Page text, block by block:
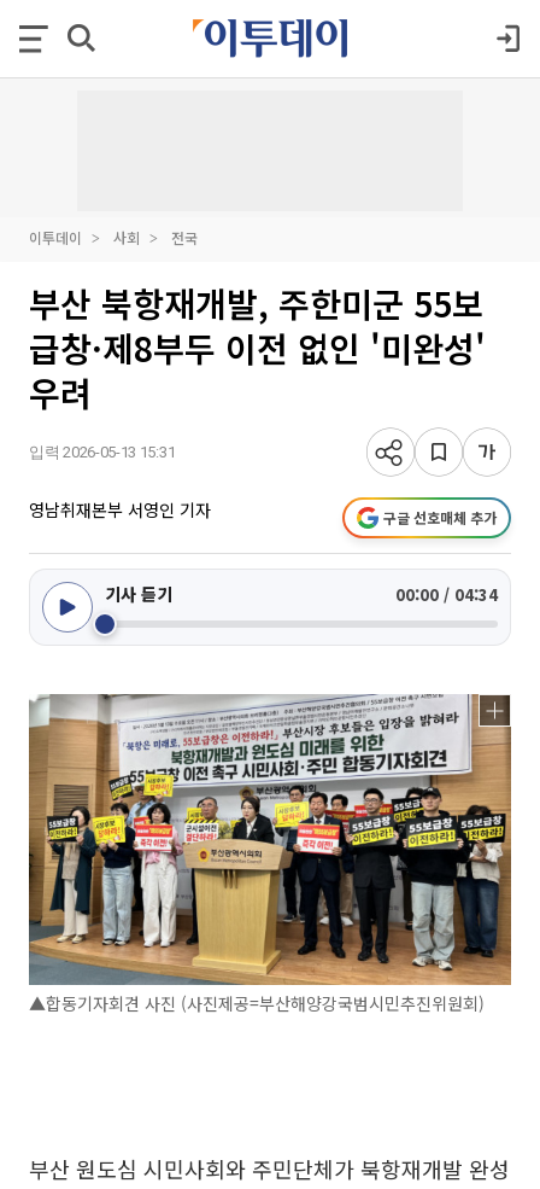
이투데이 사회 전국
부산 북항재개발, 주한미군 55보
급창·제8부두 이전 없인 '미완성'
우려
입력 2026-05-13 15:31
영남취재본부 서영인 기자 구글 선호매체 추가
기사 듣기 00:00 / 04:34
▲합동기자회견 사진 (사진제공=부산해양강국범시민추진위원회)
부산 원도심 시민사회와 주민단체가 북항재개발 완성